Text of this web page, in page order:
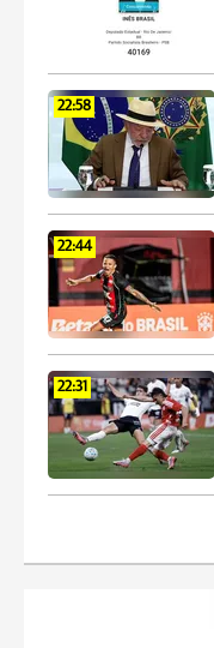
22:58
22:44
22:31